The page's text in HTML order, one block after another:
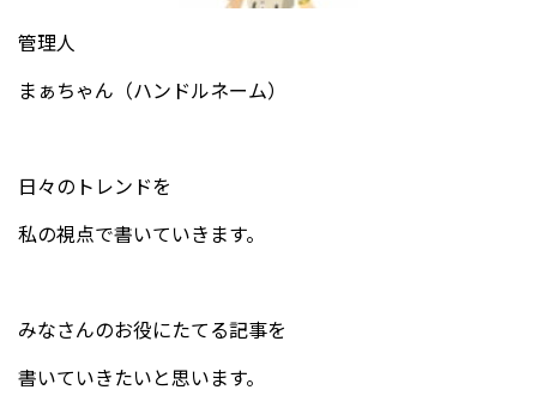
管理人
まぁちゃん（ハンドルネーム）
日々のトレンドを
私の視点で書いていきます。
みなさんのお役にたてる記事を
書いていきたいと思います。